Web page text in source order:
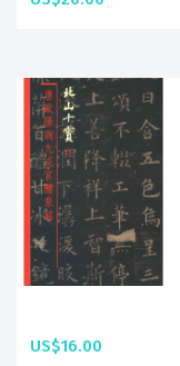
US$16.00